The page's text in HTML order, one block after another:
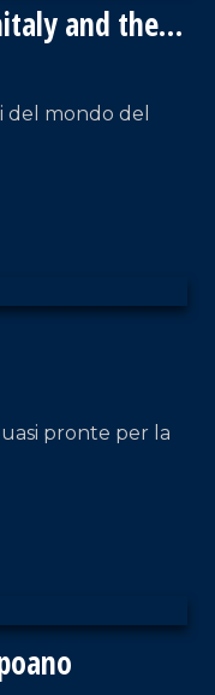
and the
mondo del
pronte per la